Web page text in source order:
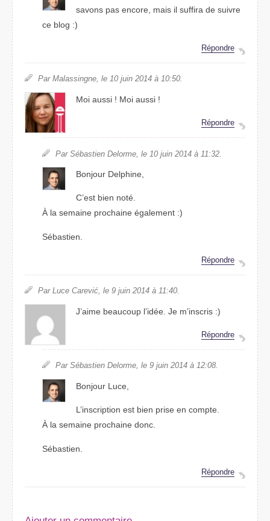
savons pas encore, mais il suffira de suivre
ce blog :)
Répondre
Par Malassingne, le 10 juin 2014 à 10:50.
Moi aussi ! Moi aussi !
Répondre
Par Sébastien Delorme, le 10 juin 2014 à 11:32.
Bonjour Delphine,
C’est bien noté.
À la semaine prochaine également :)
Sébastien.
Répondre
Par Luce Carević, le 9 juin 2014 à 11:40.
J’aime beaucoup l’idée. Je m’inscris :)
Répondre
Par Sébastien Delorme, le 9 juin 2014 à 12:08.
Bonjour Luce,
L’inscription est bien prise en compte.
À la semaine prochaine donc.
Sébastien.
Répondre